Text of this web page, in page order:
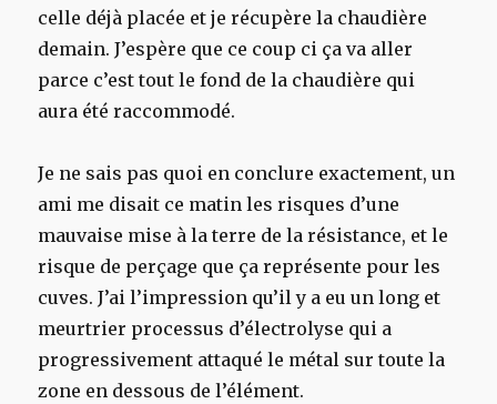
celle déjà placée et je récupère la chaudière
demain. J’espère que ce coup ci ça va aller
parce c’est tout le fond de la chaudière qui
aura été raccommodé.
Je ne sais pas quoi en conclure exactement, un
ami me disait ce matin les risques d’une
mauvaise mise à la terre de la résistance, et le
risque de perçage que ça représente pour les
cuves. J’ai l’impression qu’il y a eu un long et
meurtrier processus d’électrolyse qui a
progressivement attaqué le métal sur toute la
zone en dessous de l’élément.